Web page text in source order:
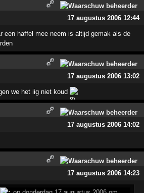
17 augustus 2006 12:44
een haffel mee neem is altijd gemak als de
17 augustus 2006 13:02
we het iig niet koud
17 augustus 2006 14:02
17 augustus 2006 14:23